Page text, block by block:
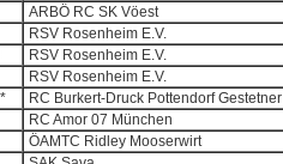
ARBÖ RC SK Vöest
RSV Rosenheim E.V.
RSV Rosenheim E.V.
RSV Rosenheim E.V.
RC Burkert-Druck Pottendorf Gestetner
RC Amor 07 München
ÖAMTC Ridley Mooserwirt